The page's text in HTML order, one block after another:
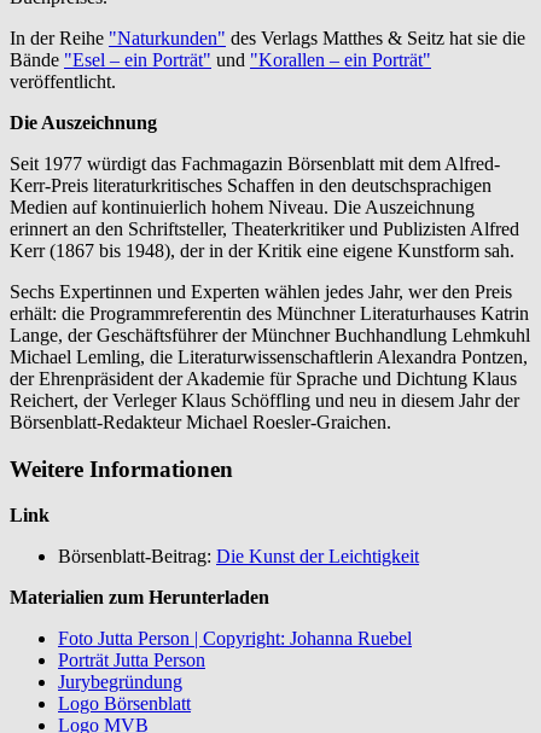
In der Reihe "Naturkunden" des Verlags Matthes & Seitz hat sie die
Bände "Esel – ein Porträt" und "Korallen – ein Porträt"
veröffentlicht.
Die Auszeichnung
Seit 1977 würdigt das Fachmagazin Börsenblatt mit dem Alfred-
Kerr-Preis literaturkritisches Schaffen in den deutschsprachigen
Medien auf kontinuierlich hohem Niveau. Die Auszeichnung
erinnert an den Schriftsteller, Theaterkritiker und Publizisten Alfred
Kerr (1867 bis 1948), der in der Kritik eine eigene Kunstform sah.
Sechs Expertinnen und Experten wählen jedes Jahr, wer den Preis
erhält: die Programmreferentin des Münchner Literaturhauses Katrin
Lange, der Geschäftsführer der Münchner Buchhandlung Lehmkuhl
Michael Lemling, die Literaturwissenschaftlerin Alexandra Pontzen,
der Ehrenpräsident der Akademie für Sprache und Dichtung Klaus
Reichert, der Verleger Klaus Schöffling und neu in diesem Jahr der
Börsenblatt-Redakteur Michael Roesler-Graichen.
Weitere Informationen
Link
Börsenblatt-Beitrag: Die Kunst der Leichtigkeit
Materialien zum Herunterladen
Foto Jutta Person | Copyright: Johanna Ruebel
Porträt Jutta Person
Jurybegründung
Logo Börsenblatt
Logo MVB